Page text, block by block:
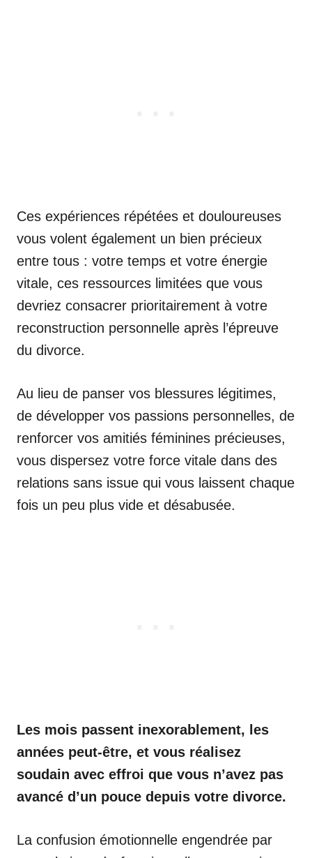
Ces expériences répétées et douloureuses
vous volent également un bien précieux
entre tous : votre temps et votre énergie
vitale, ces ressources limitées que vous
devriez consacrer prioritairement à votre
reconstruction personnelle après l’épreuve
du divorce.
Au lieu de panser vos blessures légitimes,
de développer vos passions personnelles, de
renforcer vos amitiés féminines précieuses,
vous dispersez votre force vitale dans des
relations sans issue qui vous laissent chaque
fois un peu plus vide et désabusée.
Les mois passent inexorablement, les
années peut-être, et vous réalisez
soudain avec effroi que vous n’avez pas
avancé d’un pouce depuis votre divorce.
La confusion émotionnelle engendrée par